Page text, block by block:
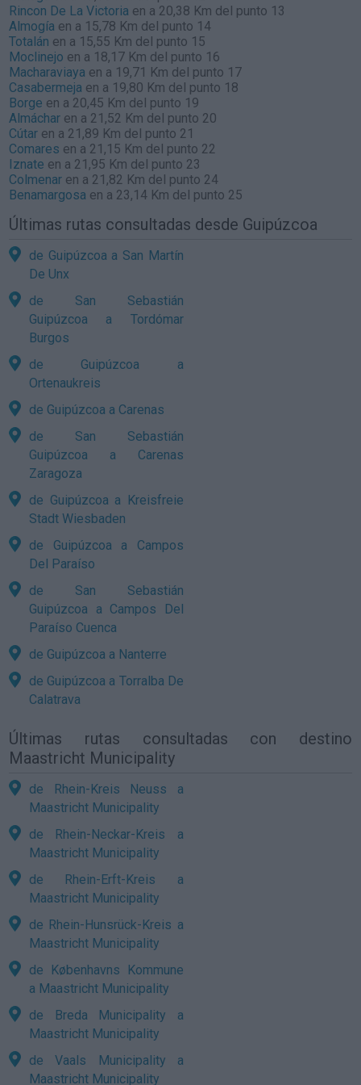
Rincon De La Victoria en a 20,38 Km del punto 13
Almogía en a 15,78 Km del punto 14
Totalán en a 15,55 Km del punto 15
Moclinejo en a 18,17 Km del punto 16
Macharaviaya en a 19,71 Km del punto 17
Casabermeja en a 19,80 Km del punto 18
Borge en a 20,45 Km del punto 19
Almáchar en a 21,52 Km del punto 20
Cútar en a 21,89 Km del punto 21
Comares en a 21,15 Km del punto 22
Iznate en a 21,95 Km del punto 23
Colmenar en a 21,82 Km del punto 24
Benamargosa en a 23,14 Km del punto 25
Últimas rutas consultadas desde Guipúzcoa
de Guipúzcoa a San Martín
De Unx
de San Sebastián
Guipúzcoa a Tordómar
Burgos
de Guipúzcoa a
Ortenaukreis
de Guipúzcoa a Carenas
de San Sebastián
Guipúzcoa a Carenas
Zaragoza
de Guipúzcoa a Kreisfreie
Stadt Wiesbaden
de Guipúzcoa a Campos
Del Paraíso
de San Sebastián
Guipúzcoa a Campos Del
Paraíso Cuenca
de Guipúzcoa a Nanterre
de Guipúzcoa a Torralba De
Calatrava
Últimas rutas consultadas con destino
Maastricht Municipality
de Rhein-Kreis Neuss a
Maastricht Municipality
de Rhein-Neckar-Kreis a
Maastricht Municipality
de Rhein-Erft-Kreis a
Maastricht Municipality
de Rhein-Hunsrück-Kreis a
Maastricht Municipality
de Københavns Kommune
a Maastricht Municipality
de Breda Municipality a
Maastricht Municipality
de Vaals Municipality a
Maastricht Municipality